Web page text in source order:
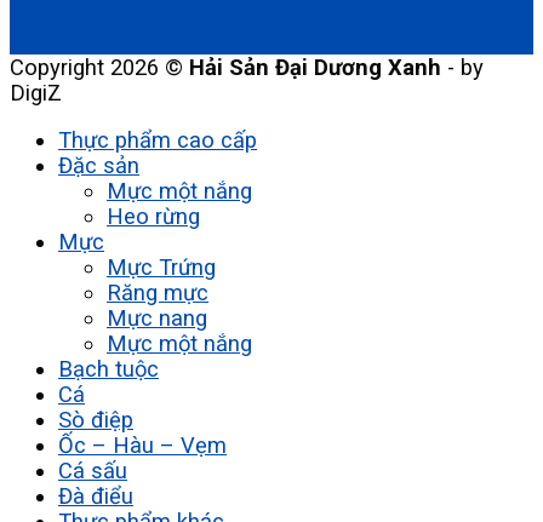
Copyright 2026 © Hải Sản Đại Dương Xanh - by
DigiZ
Thực phẩm cao cấp
Đặc sản
Mực một nắng
Heo rừng
Mực
Mực Trứng
Răng mực
Mực nang
Mực một nắng
Bạch tuộc
Cá
Sò điệp
Ốc – Hàu – Vẹm
Cá sấu
Đà điểu